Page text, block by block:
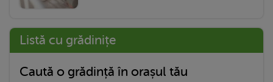
Listă cu grădinițe
Caută o grădință în orașul tău